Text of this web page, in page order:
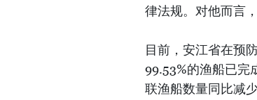
律法规。对他而言
目前，安江省在预
99.53%的渔船已完
联渔船数量同比减